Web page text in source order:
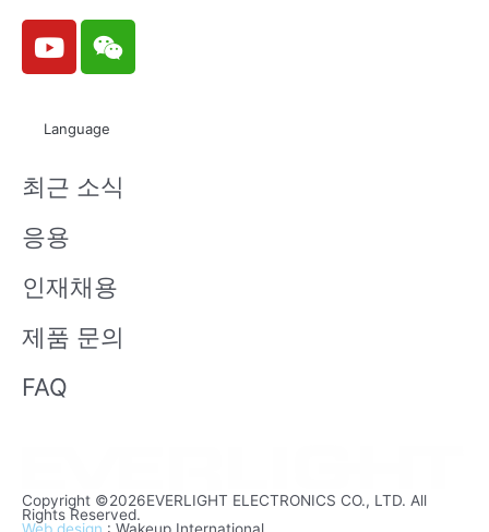
Y
o
u
e
W
e
i
n
Language
최근 소식
응용
인재채용
제품 문의
FAQ
Copyright ©2026EVERLIGHT ELECTRONICS CO., LTD. All
Rights Reserved.